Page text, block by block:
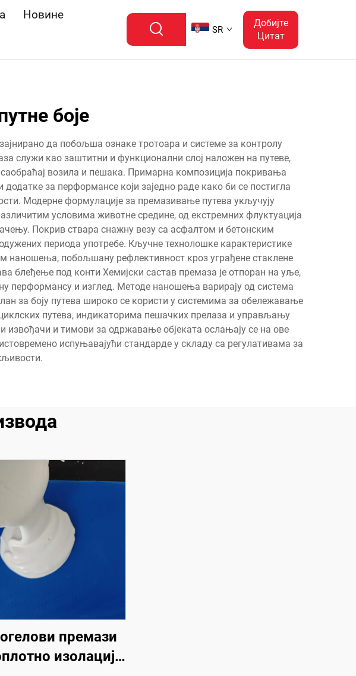
Новине
SR
Добијте
Цитат
боје
да побољша ознаке тротоара и системе за контролу
служи као заштитни и функционални слој наложен на путеве,
саобраћај возила и пешака. Примарна композиција покривања
за перформансе који заједно раде како би се постигла
Модерне формулације за премазивање путева укључују
условима животне средине, од екстремних флуктуација
Покрив ствара снажну везу са асфалтом и бетонским
периода употребе. Кључне технолошке карактеристике
наношења, побољшану рефлективност кроз уграђене стаклене
блеђење под конти Хемијски састав премаза је отпоран на уље,
перформансу и изглед. Методе наношења варирају од система
за боју путева широко се користи у системима за обележавање
путева, индикаторима пешачких прелаза и управљању
извођачи и тимови за одржавање објеката ослањају се на ове
испуњавајући стандарде у складу са регулативама за
премази
изолацију,